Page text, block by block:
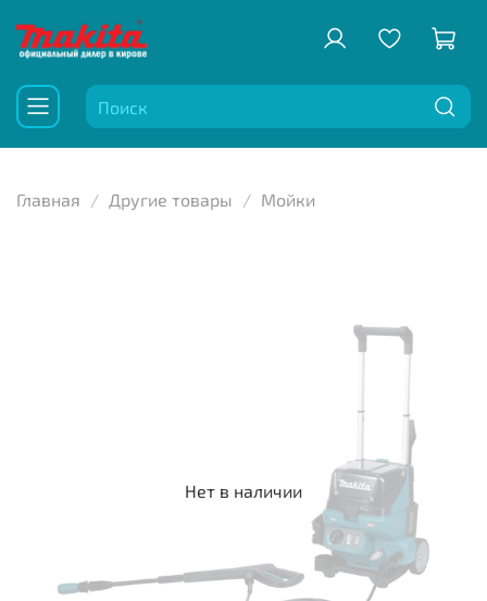
Главная Другие товары Мойки
Нет в наличии